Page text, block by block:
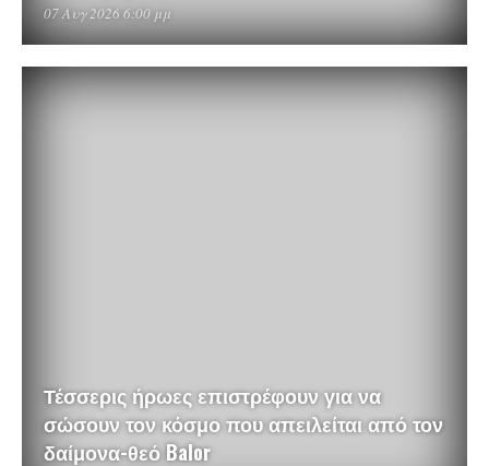
07 Αυγ 2026 6:00 μμ
Τέσσερις ήρωες επιστρέφουν για να
σώσουν τον κόσμο που απειλείται από τον
δαίμονα-θεό Balor